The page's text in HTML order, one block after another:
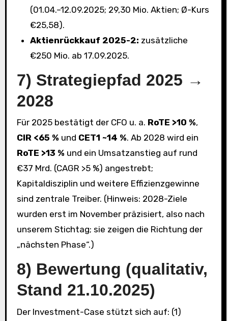
(01.04.–12.09.2025; 29,30 Mio. Aktien; Ø-Kurs
€25,58).
Aktienrückkauf 2025-2: zusätzliche
€250 Mio. ab 17.09.2025.
7) Strategiepfad 2025 →
2028
Für 2025 bestätigt der CFO u. a. RoTE >10 %,
CIR <65 % und CET1 ~14 %. Ab 2028 wird ein
RoTE >13 % und ein Umsatzanstieg auf rund
€37 Mrd. (CAGR >5 %) angestrebt;
Kapitaldisziplin und weitere Effizienzgewinne
sind zentrale Treiber. (Hinweis: 2028-Ziele
wurden erst im November präzisiert, also nach
unserem Stichtag; sie zeigen die Richtung der
„nächsten Phase“.)
8) Bewertung (qualitativ,
Stand 21.10.2025)
Der Investment-Case stützt sich auf: (1)